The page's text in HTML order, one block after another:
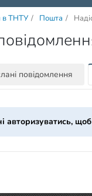
в ТНТУ / Пошта /
повідомлення
авторизуватись,